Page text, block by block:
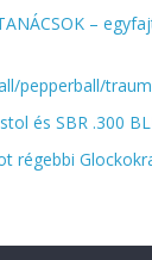
–
pepperball/
és SBR .300
régebbi